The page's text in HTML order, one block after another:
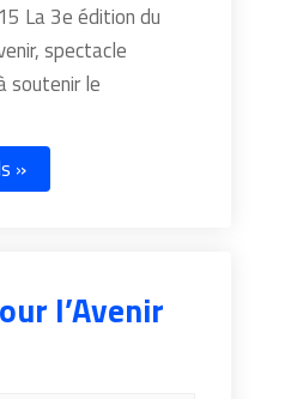
La 3e édition du
spectacle
soutenir le
»
l’Avenir